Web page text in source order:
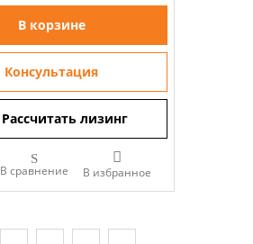
В корзине
Консультация
Рассчитать лизинг
В сравнение